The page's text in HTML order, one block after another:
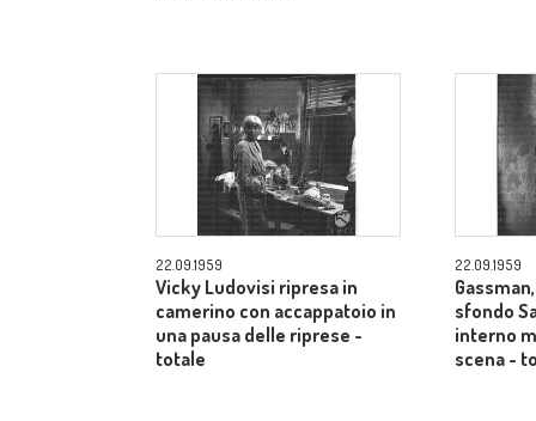
22.09.1959
Vicky Ludovisi ripresa in
camerino con accappatoio in
una pausa delle riprese -
totale
22.09.1959
sfondo
interno
scena -